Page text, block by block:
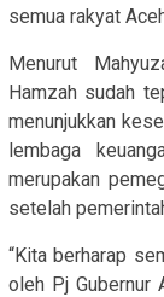
semua rakyat
Menurut
Hamzah sudah
menunjukkan
lembaga
merupakan
setelah
“Kita berharap
oleh Pj Gubernur